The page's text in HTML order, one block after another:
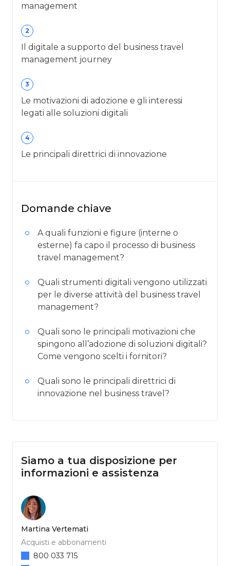
management
2
Il digitale a supporto del business travel
management journey
3
Le motivazioni di adozione e gli interessi
legati alle soluzioni digitali
4
Le principali direttrici di innovazione
Domande chiave
A quali funzioni e figure (interne o
esterne) fa capo il processo di business
travel management?
Quali strumenti digitali vengono utilizzati
per le diverse attività del business travel
management?
Quali sono le principali motivazioni che
spingono all’adozione di soluzioni digitali?
Come vengono scelti i fornitori?
Quali sono le principali direttrici di
innovazione nel business travel?
Siamo a tua disposizione per
informazioni e assistenza
Martina Vertemati
Acquisti e abbonamenti
800 033 715